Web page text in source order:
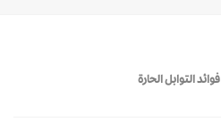
فوائد التوابل الحارة